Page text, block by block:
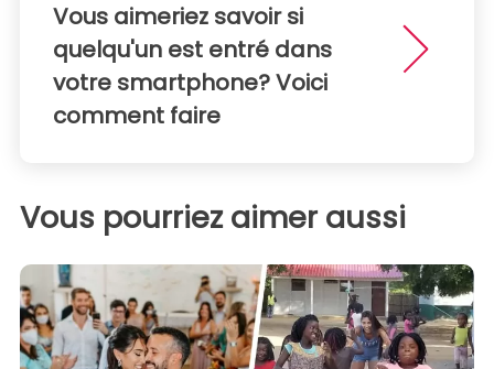
Vous aimeriez savoir si
quelqu'un est entré dans
votre smartphone? Voici
comment faire
Vous pourriez aimer aussi